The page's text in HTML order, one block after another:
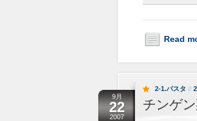
Read
9月
22
2007
2-1.パスタ //
チンゲ